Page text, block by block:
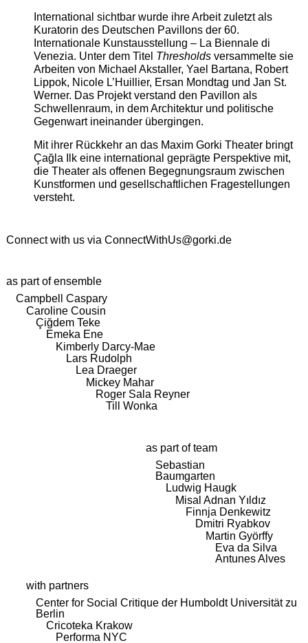
International sichtbar wurde ihre Arbeit zuletzt als
Kuratorin des Deutschen Pavillons der 60.
Internationale Kunstausstellung – La Biennale di
Venezia. Unter dem Titel Thresholdsversammelte sie
Arbeiten von Michael Akstaller, Yael Bartana, Robert
Lippok, Nicole L’Huillier, Ersan Mondtag und Jan St.
Werner. Das Projekt verstand den Pavillon als
Schwellenraum, in dem Architektur und politische
Gegenwart ineinander übergingen.
Mit ihrer Rückkehr an das Maxim Gorki Theater bringt
Çağla Ilk eine international geprägte Perspektive mit,
die Theater als offenen Begegnungsraum zwischen
Kunstformen und gesellschaftlichen Fragestellungen
versteht.
Connect with us via ConnectWithUs@gorki.de
as part of ensemble
Campbell Caspary
Caroline Cousin
Çiğdem Teke
Emeka Ene
Kimberly Darcy-Mae
Lars Rudolph
Lea Draeger
Mickey Mahar
Roger Sala Reyner
Till Wonka
as part of team
Sebastian
Baumgarten
Ludwig Haugk
Misal Adnan Yıldız
Finnja Denkewitz
Dmitri Ryabkov
Martin Györffy
Eva da Silva
Antunes Alves
with partners
Center for Social Critique der Humboldt Universität zu
Berlin
Cricoteka Krakow
Performa NYC